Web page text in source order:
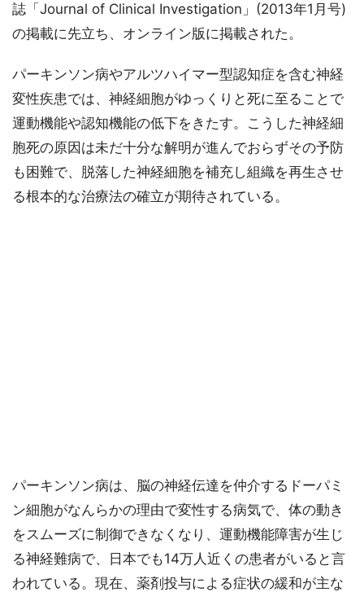
誌「Journal of Clinical Investigation」(2013年1月号)
の掲載に先立ち、オンライン版に掲載された。
パーキンソン病やアルツハイマー型認知症を含む神経
変性疾患では、神経細胞がゆっくりと死に至ることで
運動機能や認知機能の低下をきたす。こうした神経細
胞死の原因は未だ十分な解明が進んでおらずその予防
も困難で、脱落した神経細胞を補充し組織を再生させ
る根本的な治療法の確立が期待されている。
パーキンソン病は、脳の神経伝達を仲介するドーパミ
ン細胞がなんらかの理由で変性する病気で、体の動き
をスムーズに制御できなくなり、運動機能障害が生じ
る神経難病で、日本でも14万人近くの患者がいると言
われている。現在、薬剤投与による症状の緩和が主な